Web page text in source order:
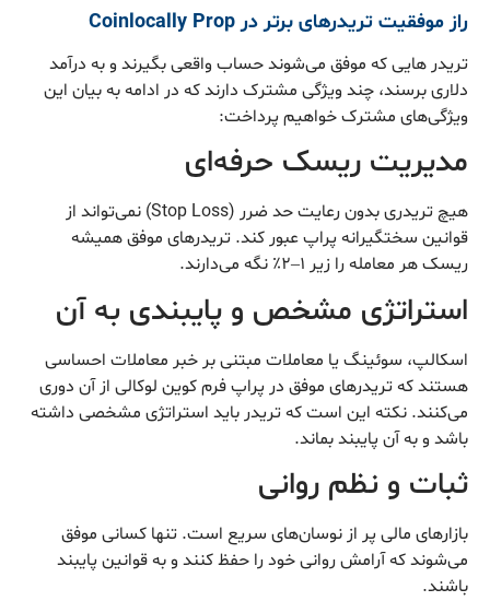
راز موفقیت تریدرهای برتر در Coinlocally Prop
تریدر هایی که موفق می‌شوند حساب واقعی بگیرند و به درآمد
دلاری برسند، چند ویژگی مشترک دارند که در ادامه به بیان این
ویژگی‌های مشترک خواهیم پرداخت:
مدیریت ریسک حرفه‌ای
هیچ تریدری بدون رعایت حد ضرر (Stop Loss) نمی‌تواند از
قوانین سختگیرانه پراپ عبور کند. تریدرهای موفق همیشه
ریسک هر معامله را زیر ۱–۲٪ نگه می‌دارند.
استراتژی مشخص و پایبندی به آن
اسکالپ، سوئینگ یا معاملات مبتنی بر خبر معاملات احساسی
هستند که تریدرهای موفق در پراپ فرم کوین لوکالی از آن دوری
می‌کنند. نکته این است که تریدر باید استراتژی مشخصی داشته
باشد و به آن پایبند بماند.
ثبات و نظم روانی
بازارهای مالی پر از نوسان‌های سریع است. تنها کسانی موفق
می‌شوند که آرامش روانی خود را حفظ کنند و به قوانین پایبند
باشند.